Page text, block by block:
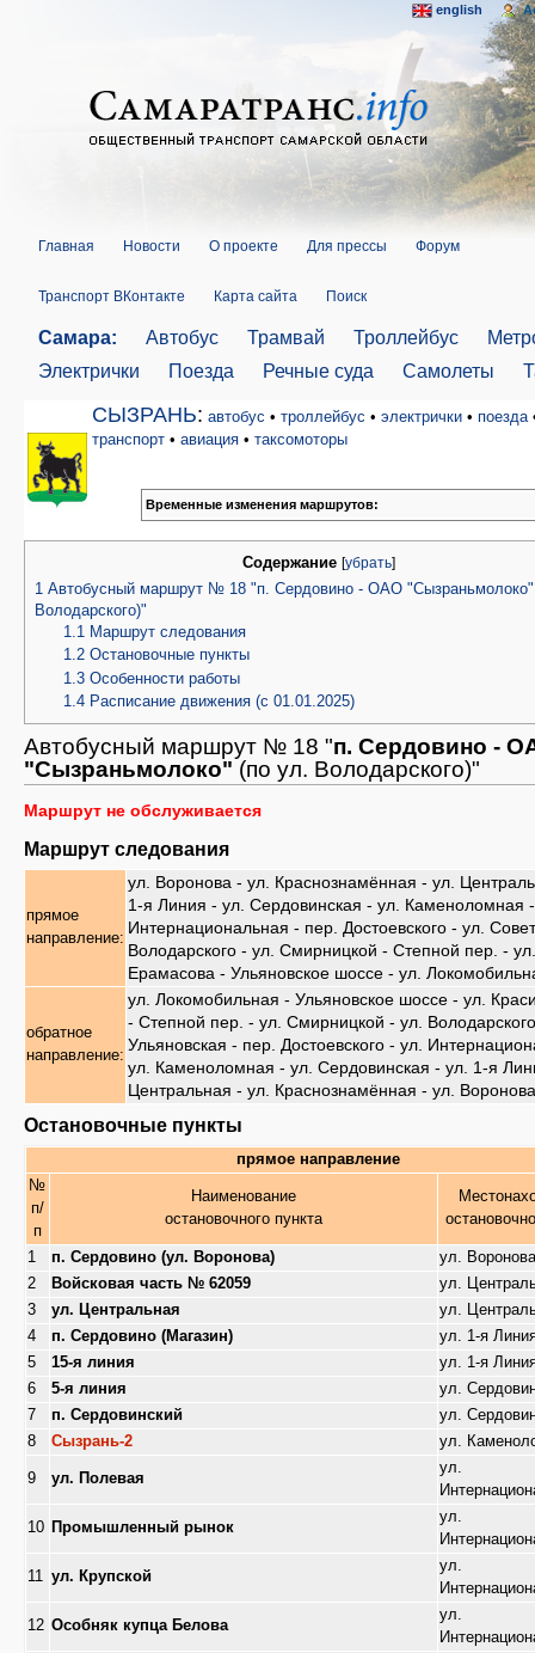
Главная Новости О проекте Для прессы Форум
Транспорт ВКонтакте Карта сайта Поиск
Самара: Автобус Трамвай Троллейбус
Электрички
Поезда Речные суда Самолеты
СЫЗРАНЬ: автобус • троллейбус • электрички • поезда
транспорт • авиация • таксомоторы
Временные изменения маршрутов:
Содержание [убрать]
1 Автобусный маршрут № 18 "п. Сердовино - ОАО
Володарского)"
1.1 Маршрут следования
1.2 Остановочные пункты
1.3 Особенности работы
1.4 Расписание движения (с 01.01.2025)
Автобусный маршрут № 18 "п. Сердовино -
"Сызраньмолоко" (по ул. Володарского)"
Маршрут не обслуживается
Маршрут следования
прямое
направление:
ул. Воронова - ул. Краснознамённая - ул.
1-я Линия - ул. Сердовинская - ул. Каменоломная
Интернациональная - пер. Достоевского - ул.
Володарского - ул. Смирницкой - Степной пер. - ул.
Ерамасова - Ульяновское шоссе - ул.
обратное
направление:
ул. Локомобильная - Ульяновское шоссе - ул.
- Степной пер. - ул. Смирницкой - ул.
Ульяновская - пер. Достоевского - ул.
ул. Каменоломная - ул. Сердовинская - ул. 1-я
Центральная - ул. Краснознамённая - ул. Воронова
Остановочные пункты
прямое направление
№
п/
п
Наименование
остановочного пункта
1 п. Сердовино (ул. Воронова)
ул. Воронова
2
Войсковая часть № 62059
ул.
3
ул. Центральная
ул.
4
п. Сердовино (Магазин)
ул. 1-я
5
15-я линия
ул. 1-я
6
5-я линия
ул.
7
п. Сердовинский
ул.
8
Сызрань-2 ул.
9 ул. Полевая
ул.
10 Промышленный рынок
ул.
11 ул. Крупской
ул.
12 Особняк купца Белова
ул.
english